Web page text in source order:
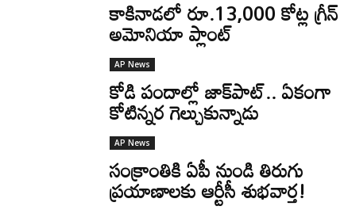
కాకినాడలో రూ.13,000 కోట్ల గ్రీన్
అమోనియా ప్లాంట్‌
AP News
కోడి పందాల్లో జాక్‌పాట్.. ఏకంగా
కోటిన్నర గెల్చుకున్నాడు
AP News
సంక్రాంతికి ఏపీ నుండి తిరుగు
ప్రయాణాలకు ఆర్టీసీ శుభవార్త!